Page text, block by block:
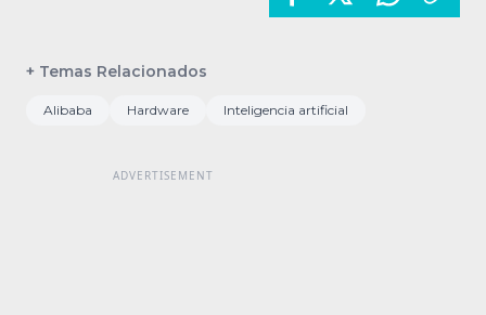
+ Temas Relacionados
Alibaba Hardware Inteligencia artificial